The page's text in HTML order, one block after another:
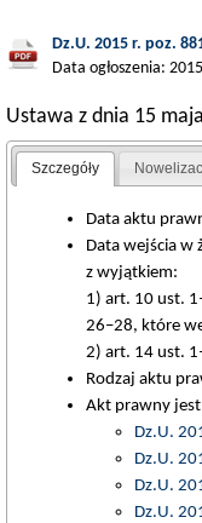
Dz.U. 2015 r. poz.
Data ogłoszenia:
Ustawa z dnia 15
Szczegóły
Data aktu
Data wejścia w
z wyjątkiem:
1) art. 10 ust.
26–28, które
2) art. 14 ust.
Rodzaj aktu
Akt prawny
Dz.U.
Dz.U.
Dz.U.
Dz.U.